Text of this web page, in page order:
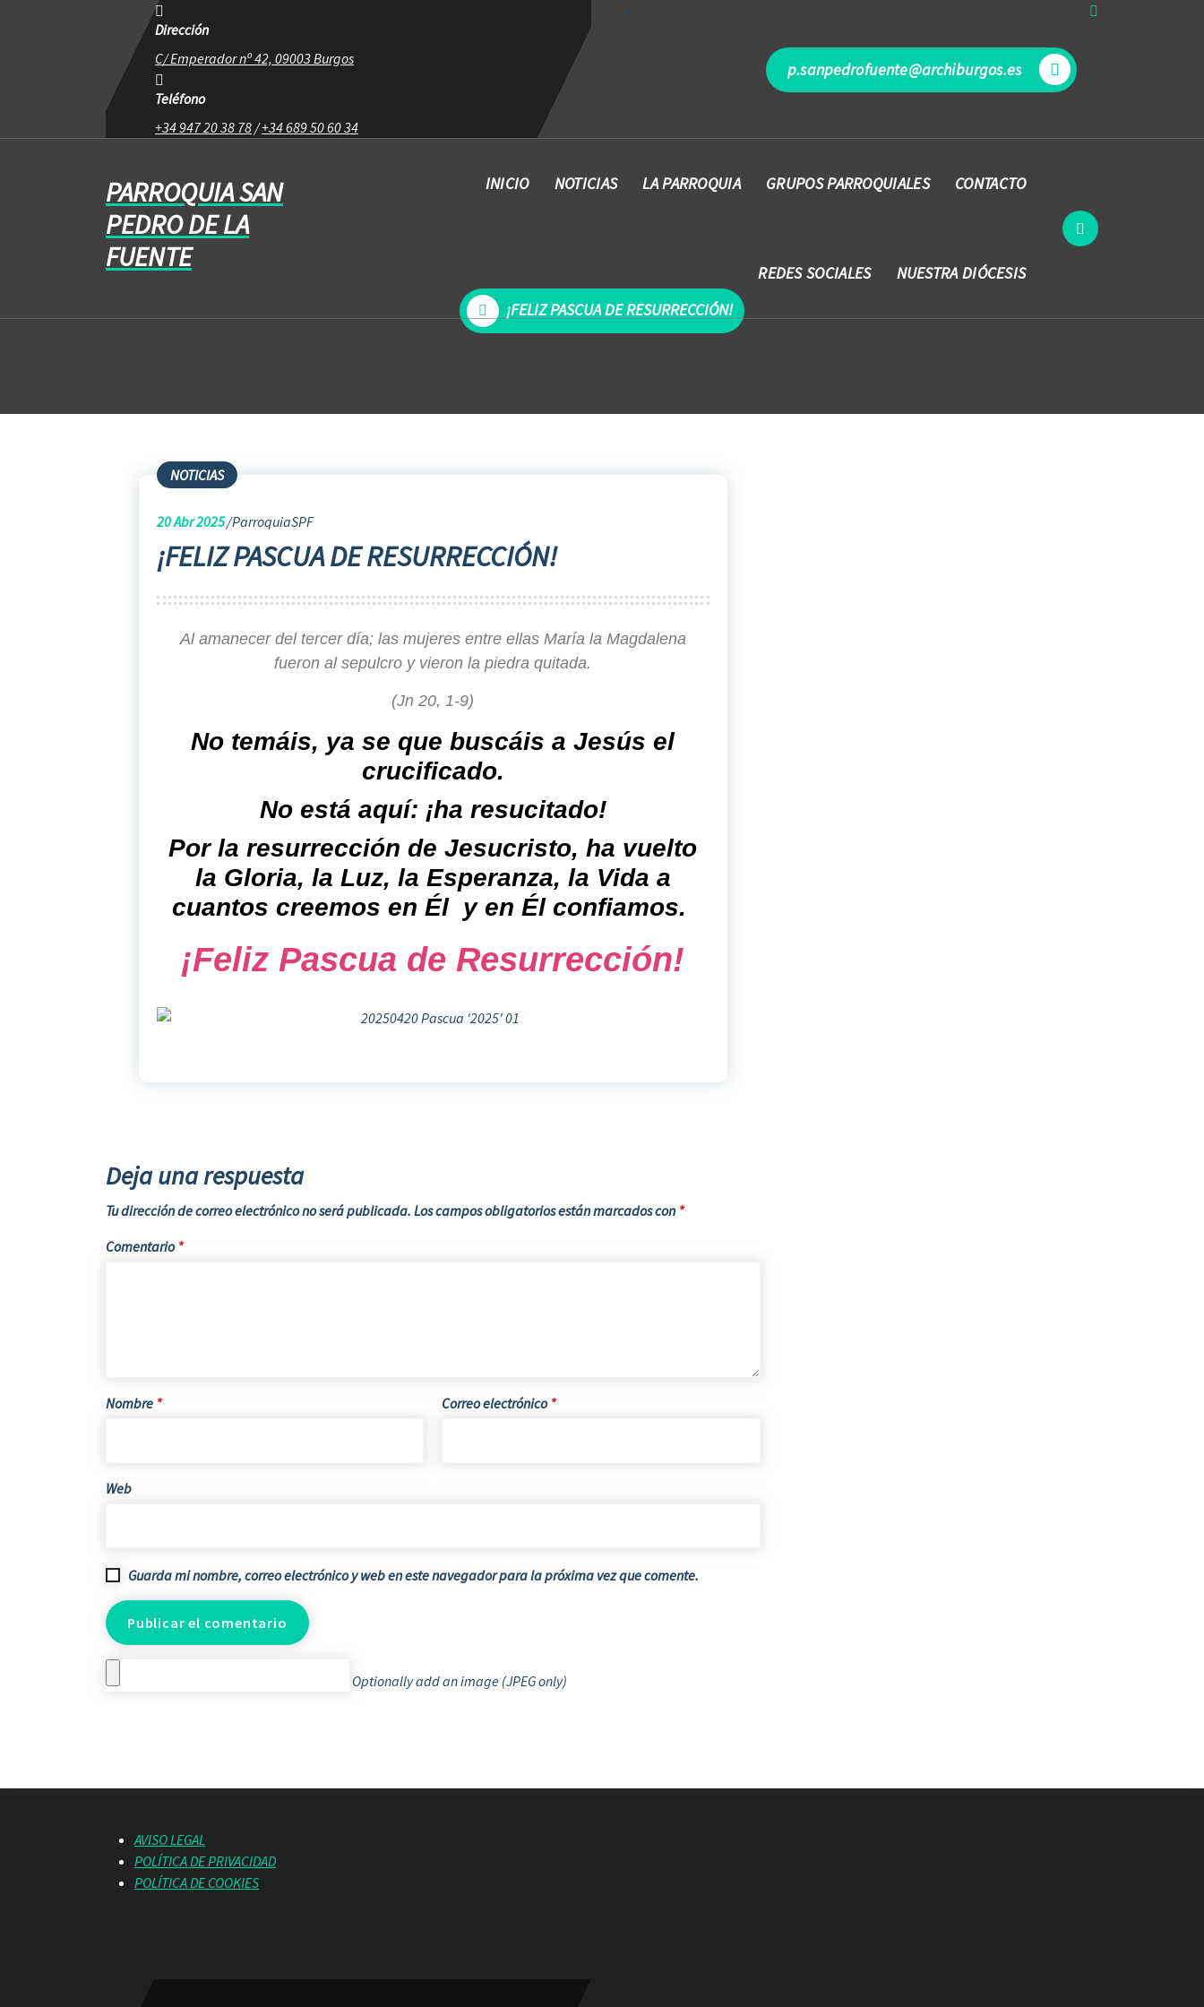
Dirección
C/ Emperador nº 42, 09003 Burgos
Teléfono
+34 947 20 38 78/+34 689 50 60 34
p.sanpedrofuente@archiburgos.es
PARROQUIA SAN
PEDRO DE LA
FUENTE
INICIO NOTICIAS LA PARROQUIA GRUPOS PARROQUIALES CONTACTO
REDES SOCIALES
NUESTRA DIÓCESIS
¡FELIZ PASCUA DE RESURRECCIÓN!
NOTICIAS
20Abr 2025 ParroquiaSPF
¡FELIZ PASCUA DE RESURRECCIÓN!
Al amanecer del tercer día; las mujeres entre ellas María la Magdalena
fueron al sepulcro y vieron la piedra quitada.
(Jn 20, 1-9)
No temáis, ya se que buscáis a Jesús el
crucificado.
No está aquí: ¡ha resucitado!
Por la resurrección de Jesucristo, ha vuelto
la Gloria, la Luz, la Esperanza, la Vida a
cuantos creemos en Él y en Él confiamos.
¡Feliz Pascua de Resurrección!
Deja una respuesta
Tu dirección de correo electrónico no será publicada. Los campos obligatorios están marcados con *
Comentario *
Nombre * Correo electrónico *
Web
Guarda mi nombre, correo electrónico y web en este navegador para la próxima vez que comente.
Optionally add an image (JPEG only)
AVISO LEGAL
POLÍTICA DE PRIVACIDAD
POLÍTICA DE COOKIES